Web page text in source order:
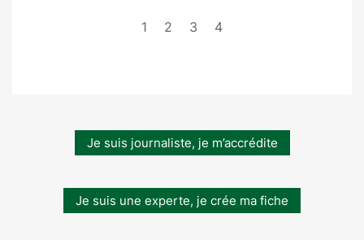
1 2 3 4
Je suis journaliste, je m’accrédite
Je suis une experte, je crée ma fiche